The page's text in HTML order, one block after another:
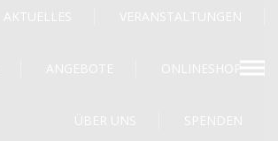
AKTUELLES VERANSTALTUNGEN
ANGEBOTE ONLINESHOP
ÜBER UNS SPENDEN